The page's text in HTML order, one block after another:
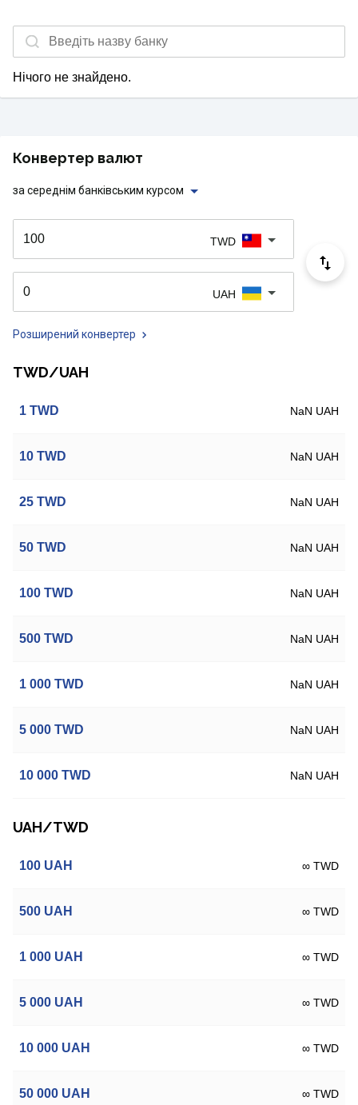
Нічого не знайдено.
Конвертер валют
за середнім банківським курсом
TWD
UAH
Розширений конвертер
TWD/UAH
1 TWD NaN UAH
10 TWD NaN UAH
25 TWD NaN UAH
50 TWD NaN UAH
100 TWD NaN UAH
500 TWD NaN UAH
1 000 TWD NaN UAH
5 000 TWD NaN UAH
10 000 TWD NaN UAH
UAH/TWD
100 UAH ∞ TWD
500 UAH ∞ TWD
1 000 UAH ∞ TWD
5 000 UAH ∞ TWD
10 000 UAH ∞ TWD
50 000 UAH ∞ TWD